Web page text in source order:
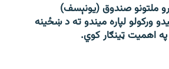
ملتونو صندوق (یونېسف)
ورکولو لپاره میندو ته د ښځینه
په اهمیت ټینګار کوي.